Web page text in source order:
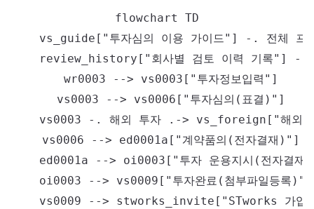
flowchart TD
vs_guide["투자심의 이용 가이드"] -. 전체
review_history["회사별 검토 이력 기록"] --
    wr0003 --> vs0003["투자정보입력"]
    vs0003 --> vs0006["투자심의(표결)"]
vs0003 -. 해외 투자 .-> vs_foreign["해외(
    vs0006 --> ed0001a["계약품의(전자결재)"]
ed0001a --> oi0003["투자 운용지시(전자결재
    oi0003 --> vs0009["투자완료(첨부파일등록)"]
vs0009 --> stworks_invite["STworks 가입